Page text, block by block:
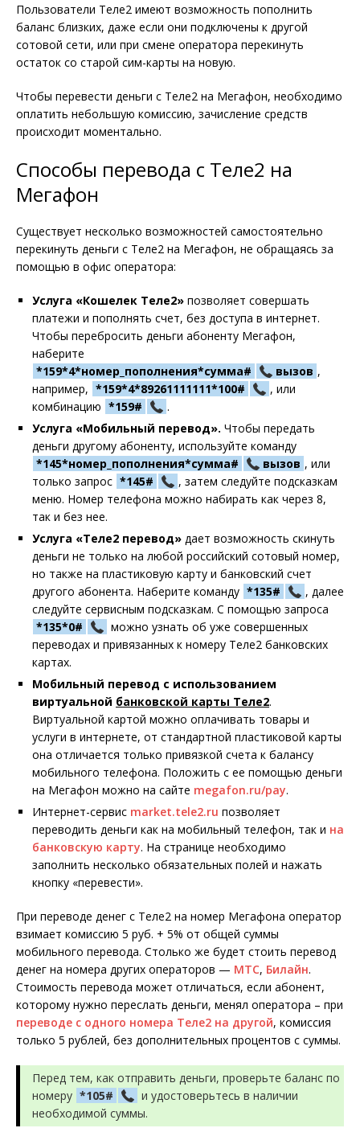
Пользователи Теле2 имеют возможность пополнить
баланс близких, даже если они подключены к другой
сотовой сети, или при смене оператора перекинуть
остаток со старой сим-карты на новую.
Чтобы перевести деньги с Теле2 на Мегафон, необходимо
оплатить небольшую комиссию, зачисление средств
происходит моментально.
Способы перевода с Теле2 на
Мегафон
Существует несколько возможностей самостоятельно
перекинуть деньги с Теле2 на Мегафон, не обращаясь за
помощью в офис оператора:
Услуга «Кошелек Теле2» позволяет совершать
платежи и пополнять счет, без доступа в интернет.
Чтобы перебросить деньги абоненту Мегафон,
наберите
*159*4*номер_пополнения*сумма#
вызов ,
например, *159*4*89261111111*100#
, или
комбинацию *159#
.
Услуга «Мобильный перевод». Чтобы передать
деньги другому абоненту, используйте команду
*145*номер_пополнения*сумма#
вызов , или
только запрос *145#
, затем следуйте подсказкам
меню. Номер телефона можно набирать как через 8,
так и без нее.
Услуга «Теле2 перевод» дает возможность скинуть
деньги не только на любой российский сотовый номер,
но также на пластиковую карту и банковский счет
другого абонента. Наберите команду *135#
, далее
следуйте сервисным подсказкам. С помощью запроса
*135*0#
можно узнать об уже совершенных
переводах и привязанных к номеру Теле2 банковских
картах.
Мобильный перевод с использованием
виртуальной банковской карты Теле2.
Виртуальной картой можно оплачивать товары и
услуги в интернете, от стандартной пластиковой карты
она отличается только привязкой счета к балансу
мобильного телефона. Положить с ее помощью деньги
на Мегафон можно на сайте megafon.ru/pay.
Интернет-сервис market.tele2.ru позволяет
переводить деньги как на мобильный телефон, так и на
банковскую карту. На странице необходимо
заполнить несколько обязательных полей и нажать
кнопку «перевести».
При переводе денег с Теле2 на номер Мегафона оператор
взимает комиссию 5 руб. + 5% от общей суммы
мобильного перевода. Столько же будет стоить перевод
денег на номера других операторов — МТС, Билайн.
Стоимость перевода может отличаться, если абонент,
которому нужно переслать деньги, менял оператора – при
переводе с одного номера Теле2 на другой, комиссия
только 5 рублей, без дополнительных процентов с суммы.
Перед тем, как отправить деньги, проверьте баланс по
номеру *105#
и удостоверьтесь в наличии
необходимой суммы.